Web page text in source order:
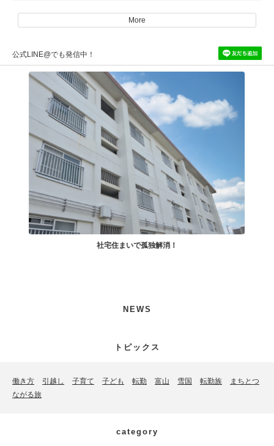
More
公式LINE@でも発信中！
社宅住まいで孤独解消！
NEWS
トピックス
働き方 引越し 子育て 子ども 転勤 富山 雪国 転勤族
まちとつ
ながる旅
category